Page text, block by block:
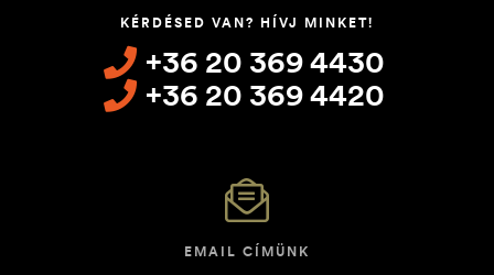
KÉRDÉSED VAN? HÍVJ MINKET!
+36 20 369 4430
+36 20 369 4420
EMAIL CÍMÜNK